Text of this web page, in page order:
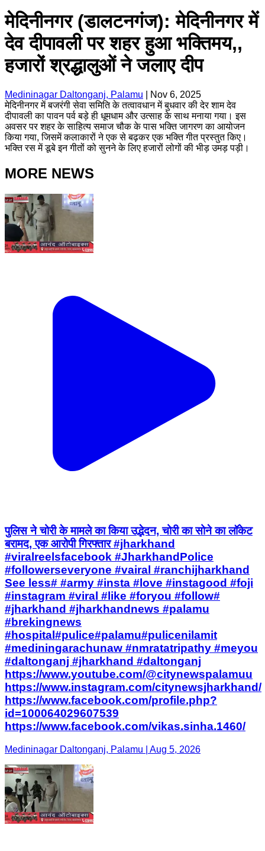
मेदिनीनगर (डालटनगंज): मेदिनीनगर में
देव दीपावली पर शहर हुआ भक्तिमय,,
हजारों श्रद्धालुओं ने जलाए दीप
Medininagar Daltonganj, Palamu
Nov 6, 2025
मेदिनीनगर में बजरंगी सेवा समिति के तत्वावधान में बुधवार की देर शाम देव
दीपावली का पावन पर्व बड़े ही धूमधाम और उत्साह के साथ मनाया गया। इस
अवसर पर शहर के साहित्य समाज चौक के पास भक्ति जागरण का आयोजन
किया गया, जिसमें कलाकारों ने एक से बढ़कर एक भक्ति गीत प्रस्तुत किए।
भक्ति रस में डूबे इन गीतों को सुनने के लिए हजारों लोगों की भीड़ उमड़ पड़ी।
MORE NEWS
पुलिस ने चोरी के मामले का किया उद्भेदन, चोरी का सोने का लॉकेट
बरामद, एक आरोपी गिरफ्तार #jharkhand
#viralreelsfacebook #JharkhandPolice
#followerseveryone #vairal #ranchijharkhand
See less# #army #insta #love #instagood #foji
#instagram #viral #like #foryou #follow#
#jharkhand #jharkhandnews #palamu
#brekingnews
#hospital#pulice#palamu#pulicenilamit
#mediningarachunaw #nmratatripathy #meyou
#daltonganj #jharkhand #daltonganj
https://www.youtube.com/@citynewspalamuu
https://www.instagram.com/citynewsjharkhand/
https://www.facebook.com/profile.php?
id=100064029607539
https://www.facebook.com/vikas.sinha.1460/
Medininagar Daltonganj, Palamu | Aug 5, 2026